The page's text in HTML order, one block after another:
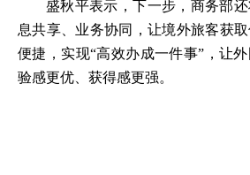
盛秋平表示，下一步，商务部
息共享、业务协同，让境外旅客获
便捷，实现“高效办成一件事”，让
验感更优、获得感更强。